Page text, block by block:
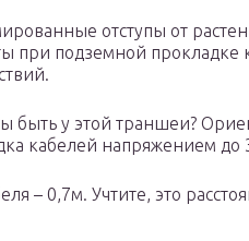
отступы от
при подземной
быть у этой траншеи?
кабелей напряжением до
– 0,7м. Учтите, это